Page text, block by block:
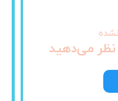
نظر می‌دهید